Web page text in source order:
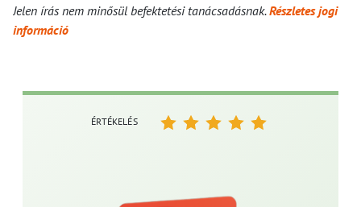
Jelen írás nem minősül befektetési tanácsadásnak.Részletes jogi
információ
ÉRTÉKELÉS